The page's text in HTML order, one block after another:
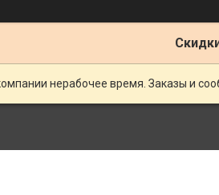
нерабочее время. Заказы и